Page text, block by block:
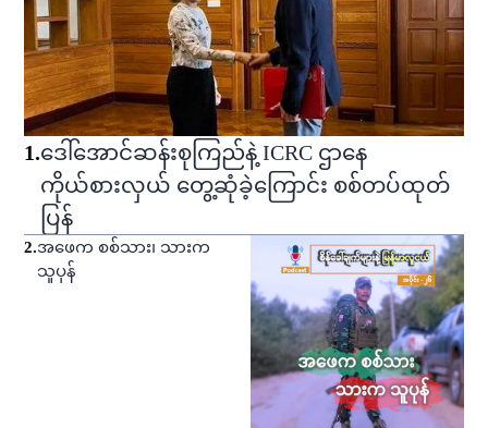
1.ဒေါ်အောင်ဆန်းစုကြည်နဲ့ ICRC ဌာနေ
ကိုယ်စားလှယ် တွေ့ဆုံခဲ့ကြောင်း စစ်တပ်ထုတ်
ပြန်
2.အဖေက စစ်သား၊ သားက
သူပုန်